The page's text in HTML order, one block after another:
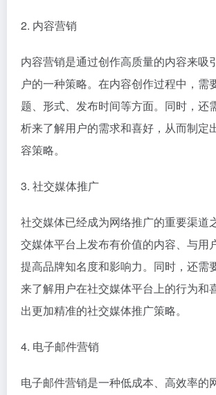
2. 内容营销
内容营销是通过创作高质量的内容来吸
户的一种策略。在内容创作过程中，需
题、形式、发布时间等方面。同时，还
析来了解用户的需求和喜好，从而制定
容策略。
3. 社交媒体推广
社交媒体已经成为网络推广的重要渠道
交媒体平台上发布有价值的内容、与用
提高品牌知名度和影响力。同时，还需
来了解用户在社交媒体平台上的行为和
出更加精准的社交媒体推广策略。
4. 电子邮件营销
电子邮件营销是一种低成本、高效率的